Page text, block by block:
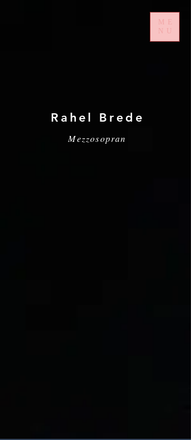
ME
NU
Rahel Brede
Mezzosopran